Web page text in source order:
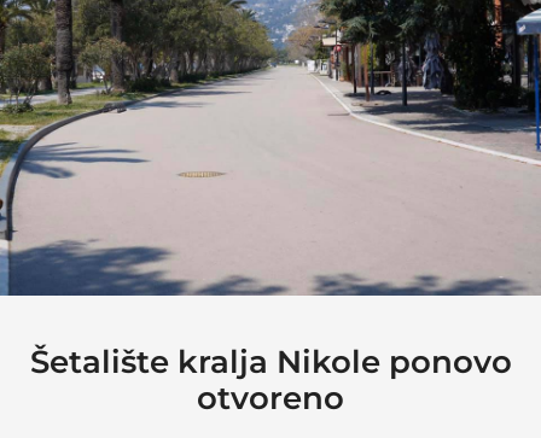
Šetalište kralja Nikole ponovo
otvoreno